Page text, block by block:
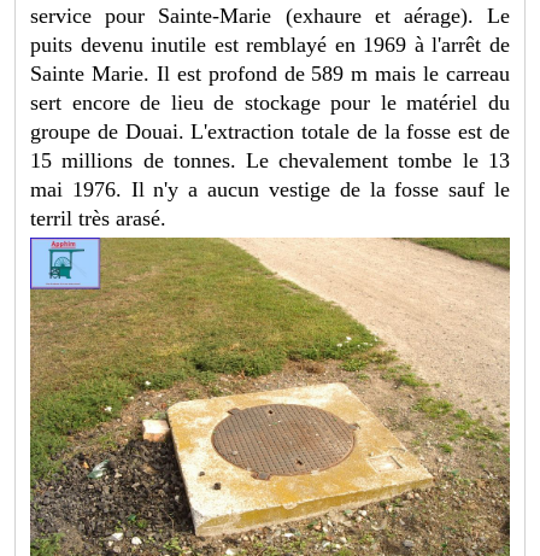
service pour Sainte-Marie (exhaure et aérage). Le
puits devenu inutile est remblayé en 1969 à l'arrêt de
Sainte Marie. Il est profond de 589 m mais le carreau
sert encore de lieu de stockage pour le matériel du
groupe de Douai. L'extraction totale de la fosse est de
15 millions de tonnes. Le chevalement tombe le 13
mai 1976. Il n'y a aucun vestige de la fosse sauf le
terril très arasé.